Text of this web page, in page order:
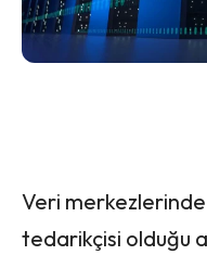
Veri merkezlerinde
tedarikçisi olduğu